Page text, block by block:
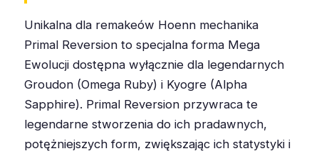
Unikalna dla remakeów Hoenn mechanika
Primal Reversion to specjalna forma Mega
Ewolucji dostępna wyłącznie dla legendarnych
Groudon (Omega Ruby) i Kyogre (Alpha
Sapphire). Primal Reversion przywraca te
legendarne stworzenia do ich pradawnych,
potężniejszych form, zwiększając ich statystyki i